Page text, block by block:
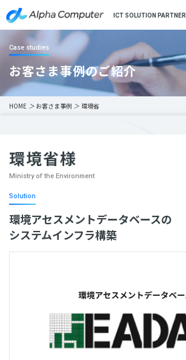
ICT SOLUTION PARTNER
Case studies
お客さま事例のご紹介
HOME ＞ お客さま事例 ＞ 環境省
環境省様
Ministry of the Environment
Solution
環境アセスメントデータベースの
システムインフラ構築